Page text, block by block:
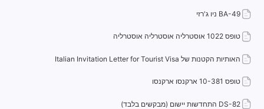
BA-49 ניו ג'רזי
טופס 1022 אוסטרליה אוסטרליה אוסטרליה
האותיות הקטנות של Italian Invitation Letter for Tourist Visa
טופס 10-381 ארקנסו ארקנסו
DS-82 התחדשות יישום (מבקשים בלבד)